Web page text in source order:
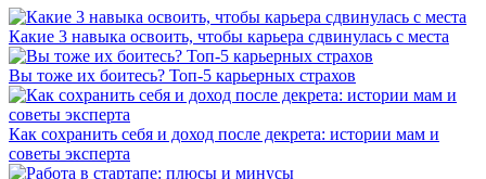
Какие 3 навыка освоить, чтобы карьера сдвинулась с места
Вы тоже их боитесь? Топ-5 карьерных страхов
Как сохранить себя и доход после декрета: истории мам и
советы эксперта